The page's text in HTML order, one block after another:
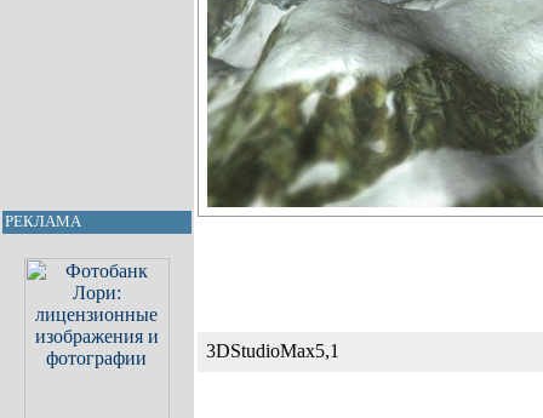
РЕКЛАМА
3DStudioMax5,1